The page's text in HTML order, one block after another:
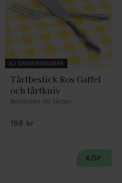
EJ GRAVERINGSBAR
Tårtbestick Ros Gaffel
och tårtkniv
Besticken till tårtan
198 kr